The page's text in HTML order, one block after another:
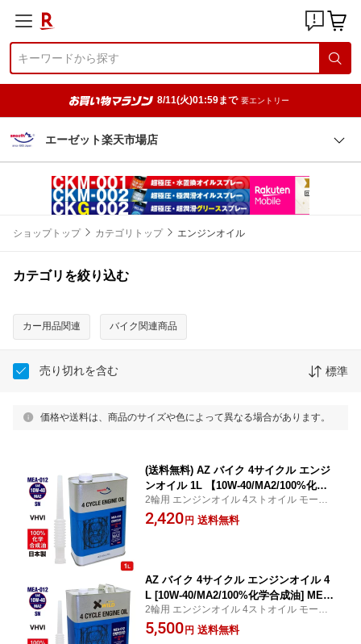
8/11(火)01:59まで 要エントリー
エーゼット楽天市場店
ショップトップ カテゴリトップ エンジンオイル
カテゴリを絞り込む
カー用品関連 バイク関連商品
売り切れを含む 標準
価格や送料は、商品のサイズや色によって異なる場合があります。
(送料無料) AZ バイク 4サイクル エンジ
ンオイル 1L 【10W-40/MA2/100%化学
合成油】 MEA-012 オンロード ONROA
D 2輪用 4ストオイル 【送料無料(北海
2輪用 エンジンオイル 4ストオイル モータ
ーサイクルオイル 全合成油 MEA-012
2,420 円 送料無料
AZ バイク 4サイクル エンジンオイル 4
L [10W-40/MA2/100%化学合成油] MEA-
012 オンロード ONROAD 2輪用 4Tオイ
ル 4ストオイル 4サイクルエンジンオイ
2輪用 エンジンオイル 4ストオイル モータ
ーサイクルオイル 全合成油 MEA-012
5,500 円 送料無料